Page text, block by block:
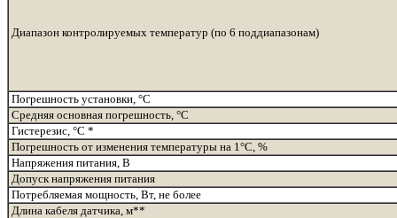
Диапазон контролируемых температур (по 6 поддиапазонам)
Погрешность установки, °С
Средняя основная погрешность, °С
Гистерезис, °С *
Погрешность от изменения температуры на 1°С, %
Напряжения питания, В
Допуск напряжения питания
Потребляемая мощность, Вт, не более
Длина кабеля датчика, м**